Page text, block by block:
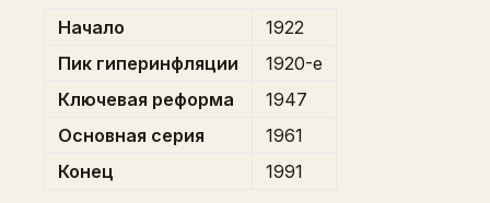
Начало
1922
Пик гиперинфляции
1920-е
Ключевая реформа
1947
Основная серия
1961
Конец
1991